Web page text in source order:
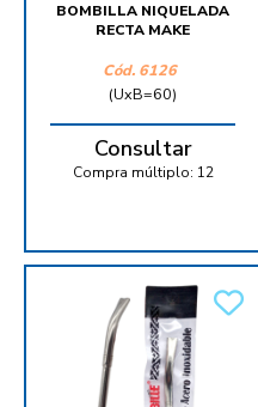
BOMBILLA NIQUELADA
RECTA MAKE
Cód. 6126
(UxB=60)
Consultar
Compra múltiplo: 12